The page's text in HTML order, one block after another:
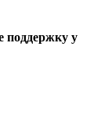
поддержку у